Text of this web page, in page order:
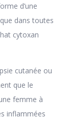
d’une
dans toutes
cytoxan
cutanée ou
que le
femme à
inflammées